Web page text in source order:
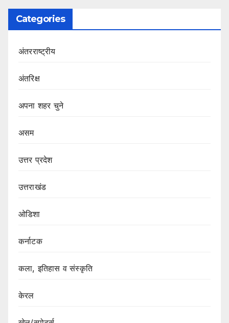
Categories
अंतरराष्ट्रीय
अंतरिक्ष
अपना शहर चुने
असम
उत्तर प्रदेश
उत्तराखंड
ओडिशा
कर्नाटक
कला, इतिहास व संस्कृति
केरल